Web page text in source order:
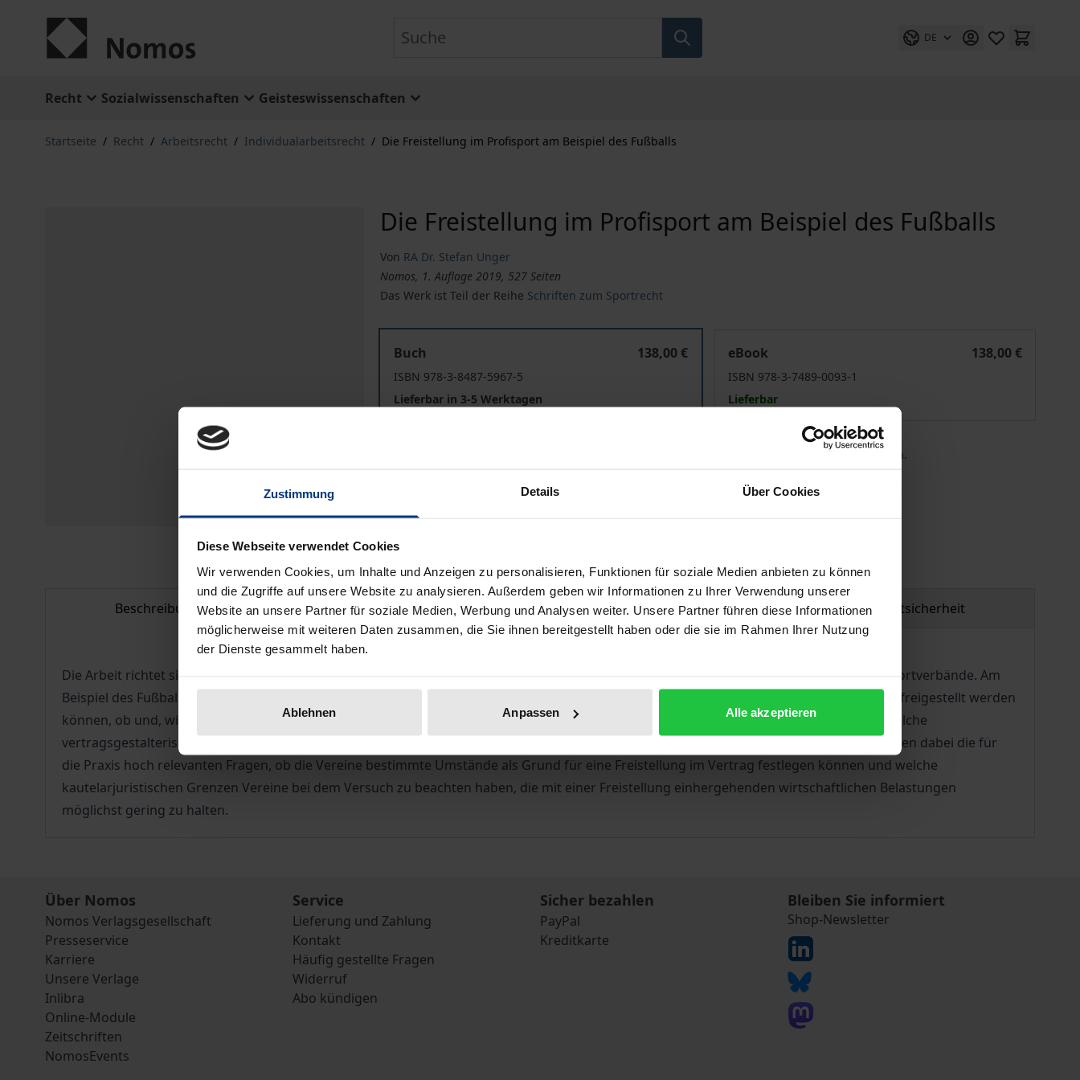
Zustimmung Details Über Cookies
Diese Webseite verwendet Cookies
Wir verwenden Cookies, um Inhalte und Anzeigen zu personalisieren, Funktionen für soziale Medien anbieten zu können
und die Zugriffe auf unsere Website zu analysieren. Außerdem geben wir Informationen zu Ihrer Verwendung unserer
Website an unsere Partner für soziale Medien, Werbung und Analysen weiter. Unsere Partner führen diese Informationen
möglicherweise mit weiteren Daten zusammen, die Sie ihnen bereitgestellt haben oder die sie im Rahmen Ihrer Nutzung
der Dienste gesammelt haben.
Ablehnen Anpassen Alle akzeptieren
DE
Recht Sozialwissenschaften Geisteswissenschaften
Startseite / Recht / Arbeitsrecht / Individualarbeitsrecht / Die Freistellung im Profisport am Beispiel des Fußballs
Die Freistellung im Profisport am Beispiel des Fußballs
Von RA Dr. Stefan Unger
Nomos, 1. Auflage 2019, 527 Seiten
Das Werk ist Teil der Reihe Schriften zum Sportrecht
Buch
138,00 €
ISBN 978-3-8487-5967-5
Lieferbar in 3-5 Werktagen
eBook
138,00 €
ISBN 978-3-7489-0093-1
Lieferbar
Preisangaben inkl. MwSt. Abhängig von der Lieferadresse kann die MwSt. an der Kasse variieren.
In den Warenkorb Zur Wunschliste hinzufügen
Beschreibung Bibliografische Angaben Zusatzmaterial Produktsicherheit
Die Arbeit richtet sich insbesondere an Vereine, Trainer, Spieler und Sportdirektoren, die im Mannschaftsprofisport tätig sind sowie an Sportverbände. Am
Beispiel des Fußballs wird beleuchtet, unter welchen Voraussetzungen Trainer, Spieler und Sportdirektoren im Profisport zulässigerweise freigestellt werden
können, ob und, wie sich eine Freistellung auf den Vergütungsanspruch eines von der Freistellung betroffenen Akteurs auswirkt sowie welche
vertragsgestalterischen Maßnahmen im Zusammenhang mit einer Freistellung rechtswirksam ergriffen werden können. Im Zentrum stehen dabei die für
die Praxis hoch relevanten Fragen, ob die Vereine bestimmte Umstände als Grund für eine Freistellung im Vertrag festlegen können und welche
kautelarjuristischen Grenzen Vereine bei dem Versuch zu beachten haben, die mit einer Freistellung einhergehenden wirtschaftlichen Belastungen
möglichst gering zu halten.
Über Nomos
Nomos Verlagsgesellschaft
Presseservice
Karriere
Unsere Verlage
Inlibra
Online-Module
Zeitschriften
NomosEvents
Service
Lieferung und Zahlung
Kontakt
Häufig gestellte Fragen
Widerruf
Abo kündigen
Sicher bezahlen
PayPal
Kreditkarte
Bleiben Sie informiert
Shop-Newsletter